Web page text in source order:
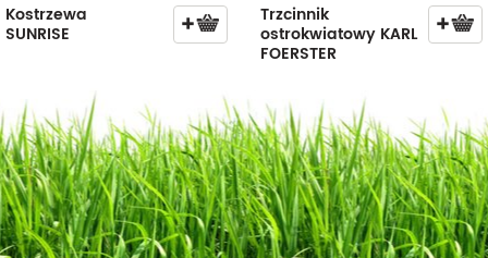
Kostrzewa
SUNRISE
Trzcinnik
ostrokwiatowy KARL
FOERSTER